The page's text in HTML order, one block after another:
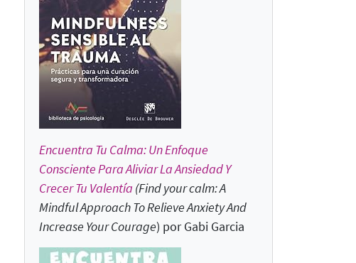
Encuentra Tu Calma: Un Enfoque
Consciente Para Aliviar La Ansiedad Y
Crecer Tu Valentía (Find your calm: A
Mindful Approach To Relieve Anxiety And
Increase Your Courage) por Gabi Garcia